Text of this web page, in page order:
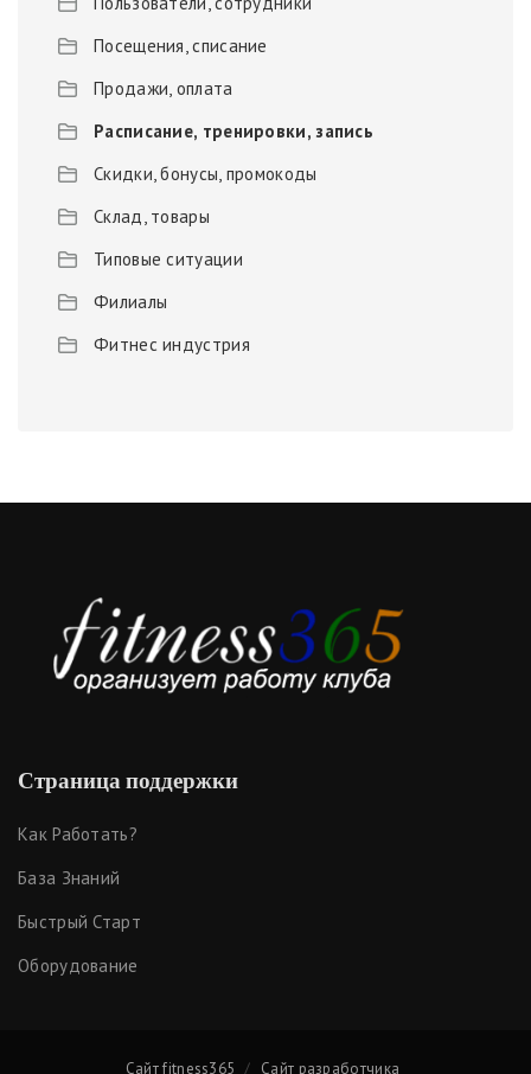
Посещения, списание
Продажи, оплата
Расписание, тренировки, запись
Скидки, бонусы, промокоды
Склад, товары
Типовые ситуации
Филиалы
Фитнес индустрия
Страница поддержки
Как Работать?
База Знаний
Быстрый Старт
Оборудование
Сайт fitness365 Сайт разработчика